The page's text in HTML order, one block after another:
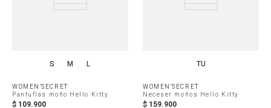
S M L
WOMEN'SECRET
Pantuflas moño Hello Kitty
$ 109.900
TU
WOMEN'SECRET
Neceser moños Hello Kitty
$ 159.900